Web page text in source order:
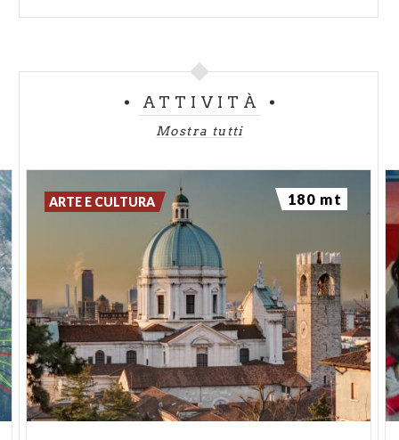
ATTIVITÀ
Mostra tutti
ARTE E CULTURA 180 mt